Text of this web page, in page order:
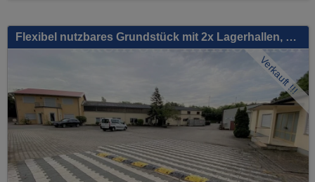
Flexibel nutzbares Grundstück mit 2x Lagerhallen, Verwaltungsgebäude, etc. - Mischgebiet!
Verkauft !!!